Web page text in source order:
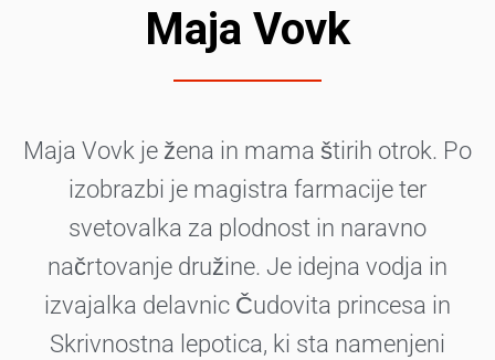
Maja Vovk
Maja Vovk je žena in mama štirih otrok. Po
izobrazbi je magistra farmacije ter
svetovalka za plodnost in naravno
načrtovanje družine. Je idejna vodja in
izvajalka delavnic Čudovita princesa in
Skrivnostna lepotica, ki sta namenjeni